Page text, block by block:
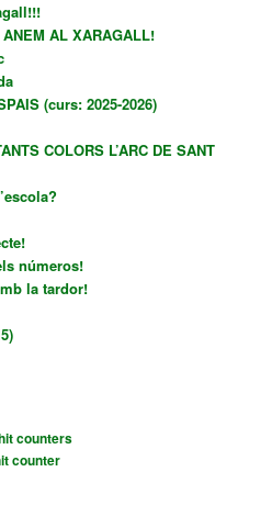
AL XARAGALL!
(curs: 2025-2026)
COLORS L’ARC DE SANT
números!
la tardor!
counter